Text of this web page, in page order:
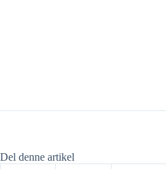
Del denne artikel